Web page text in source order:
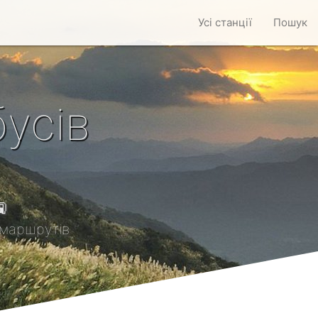
Усі станції Пошук